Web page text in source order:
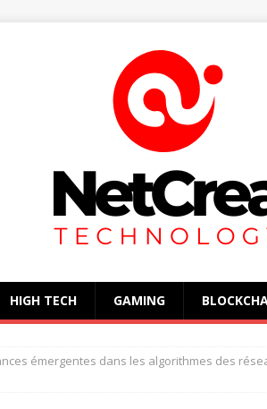
HIGH TECH GAMING
émergentes dans les algorithmes des